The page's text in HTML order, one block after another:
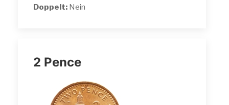
Doppelt: Nein
2 Pence